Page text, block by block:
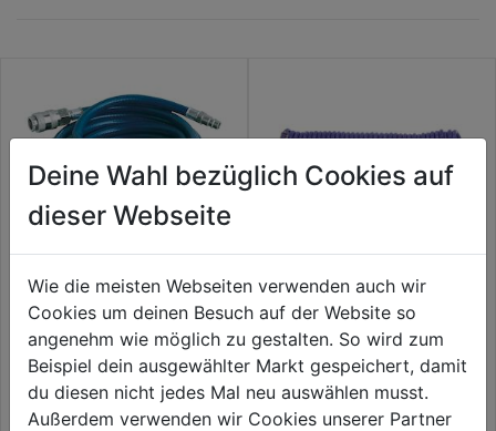
Druckluftschlauchset 10m
26,99€
Spiralschlauch m. Anschlüssen
Rilsan 10m DM 6x8mm
43,99€
Deine Wahl bezüglich Cookies auf
dieser Webseite
Wie die meisten Webseiten verwenden auch wir
Cookies um deinen Besuch auf der Website so
angenehm wie möglich zu gestalten. So wird zum
Beispiel dein ausgewählter Markt gespeichert, damit
du diesen nicht jedes Mal neu auswählen musst.
Außerdem verwenden wir Cookies unserer Partner